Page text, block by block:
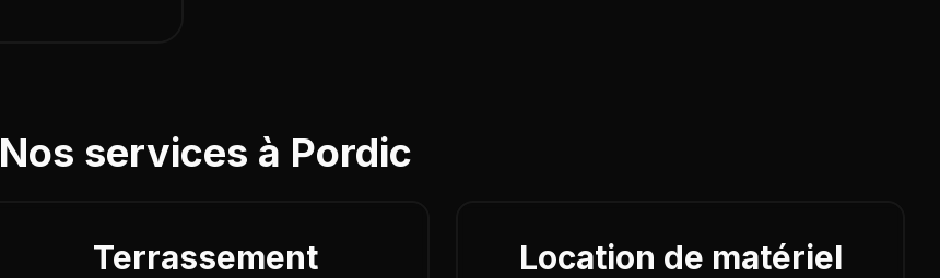
Nos services à Pordic
Terrassement Location de matériel